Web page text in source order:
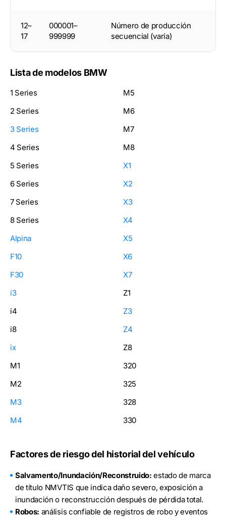
12–
17
000001–
999999
Número de producción
secuencial (varía)
Lista de modelos BMW
1 Series
2 Series
3 Series
4 Series
5 Series
6 Series
7 Series
8 Series
Alpina
F10
F30
i3
i4
i8
ix
M1
M2
M3
M4
M5
M6
M7
M8
X1
X2
X3
X4
X5
X6
X7
Z1
Z3
Z4
Z8
320
325
328
330
Factores de riesgo del historial del vehículo
Salvamento/Inundación/Reconstruido: estado de marca
de título NMVTIS que indica daño severo, exposición a
inundación o reconstrucción después de pérdida total.
Robos: análisis confiable de registros de robo y eventos